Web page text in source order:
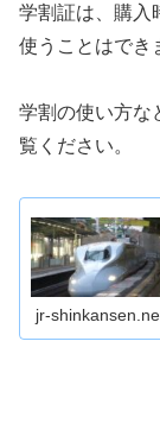
学割証は、購入
使うことはでき
学割の使い方な
覧ください。
jr-